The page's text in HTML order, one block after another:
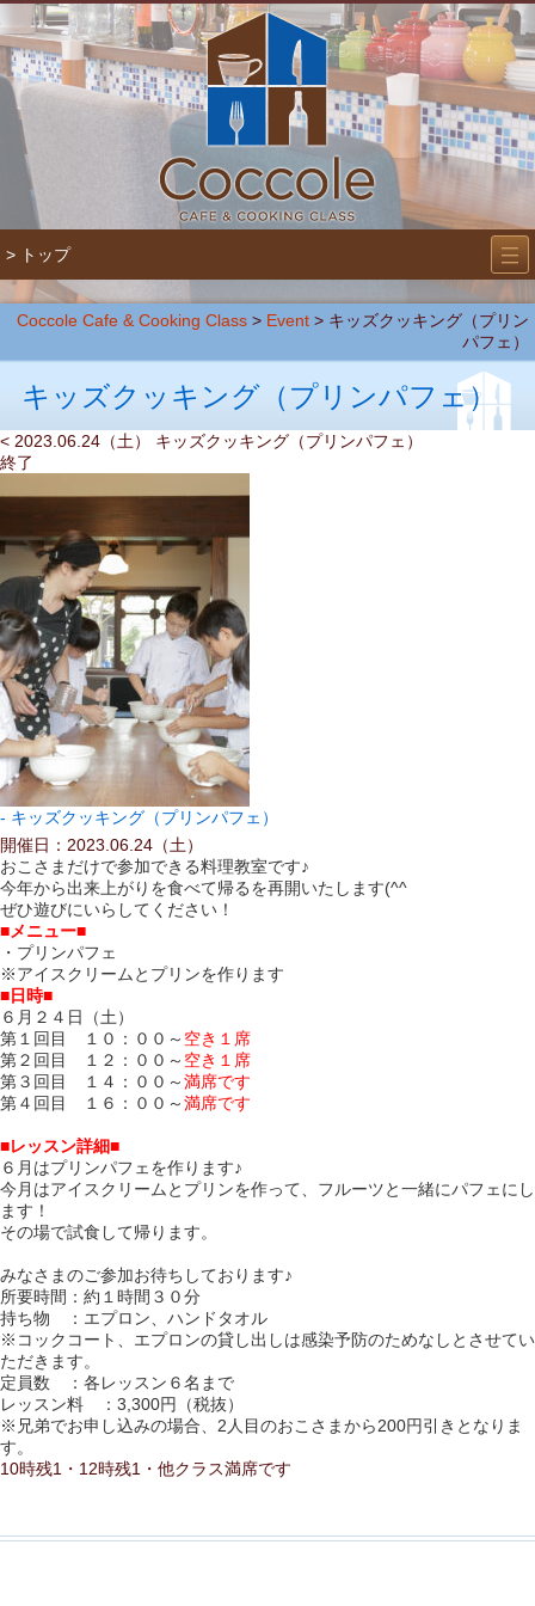
> トップ ―
―
―
Coccole Cafe & Cooking Class > Event > キッズクッキング（プリン
パフェ）
キッズクッキング（プリンパフェ）
< 2023.06.24（土） キッズクッキング（プリンパフェ）
終了
キッズクッキング（プリンパフェ）
開催日：2023.06.24（土）
おこさまだけで参加できる料理教室です♪
今年から出来上がりを食べて帰るを再開いたします(^^
ぜひ遊びにいらしてください！
■メニュー■
・プリンパフェ
※アイスクリームとプリンを作ります
■日時■
６月２４日（土）
第１回目 １０：００～ 空き１席
第２回目 １２：００～ 空き１席
第３回目 １４：００～満席です
第４回目 １６：００～満席です
■レッスン詳細■
６ 月はプリンパフェを作ります♪
今月はアイスクリームとプリンを作って、フルーツと一緒にパフェにし
ます！
その場で試食して帰ります。
みなさまのご参加お待ちしております♪
所要時間：約１時間３０分
持ち物 ：エプロン、ハンドタオル
※コックコート、エプロンの貸し出しは感染予防のためなしとさせてい
ただきます。
定員数 ：各レッスン６名まで
レッスン料 ：3,300円（税抜）
※兄弟でお申し込みの場合、2人目のおこさまから200円引きとなりま
す。
10時残1・12時残1・他クラス満席です